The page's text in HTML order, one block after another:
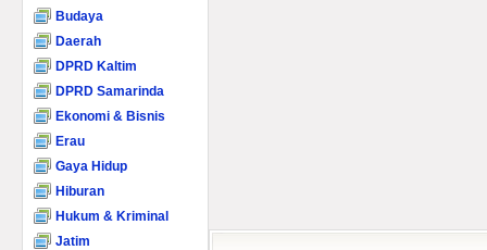
Budaya
Daerah
DPRD Kaltim
DPRD Samarinda
Ekonomi & Bisnis
Erau
Gaya Hidup
Hiburan
Hukum & Kriminal
Jatim